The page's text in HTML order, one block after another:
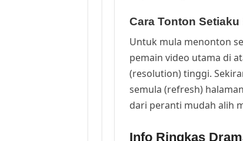
Cara Tonton
Untuk mula menonton
pemain video utama di
(resolution) tinggi.
semula (refresh)
dari peranti mudah alih
Info Ringkas